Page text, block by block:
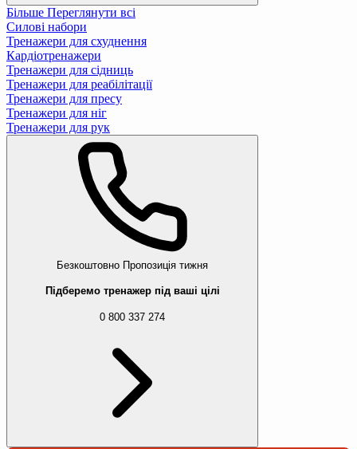
Більше Переглянути всі
Силові набори
Тренажери для схуднення
Кардіотренажери
Тренажери для сідниць
Тренажери для реабілітації
Тренажери для пресу
Тренажери для ніг
Тренажери для рук
Безкоштовно Пропозиція тижня
Підберемо тренажер під ваші цілі
0 800 337 274